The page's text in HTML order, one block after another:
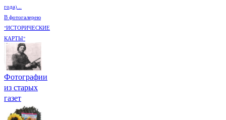
года)...
В фотогалерею
"ИСТОРИЧЕСКИЕ
КАРТЫ"
Фотографии
из старых
газет